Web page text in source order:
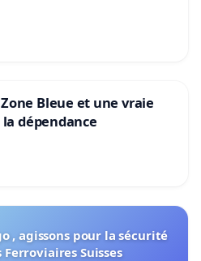
Bleue et une vraie
dépendance
, agissons pour la sécurité
Ferroviaires Suisses